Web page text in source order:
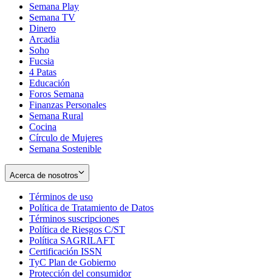
Semana Play
Semana TV
Dinero
Arcadia
Soho
in
new
window
Fucsia
in
new
window
4 Patas
Educación
Foros Semana
Finanzas Personales
Semana Rural
Cocina
Círculo de Mujeres
Semana Sostenible
Acerca de nosotros
Términos de uso
in
new
window
Política de Tratamiento de Datos
Términos suscripciones
in
Política de Riesgos C/ST
Política SAGRILAFT
new
window
Certificación ISSN
in
new
TyC Plan de Gobierno
in
Protección del consumidorOpens